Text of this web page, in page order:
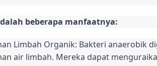
beberapa manfaatnya:
Limbah Organik: Bakteri anaerobik
air limbah. Mereka dapat